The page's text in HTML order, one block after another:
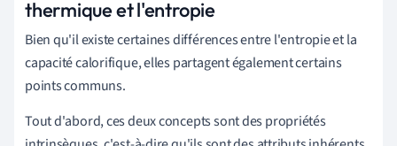
thermique et l'entropie
Bien qu'il existe certaines différences entre l'entropie et la
capacité calorifique, elles partagent également certains
points communs.
Tout d'abord, ces deux concepts sont des propriétés